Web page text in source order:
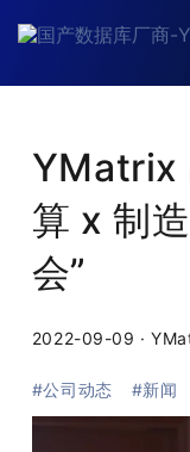
YMatrix
算 x 制
会”
2022-09-09 ·
#公司动态 #新闻